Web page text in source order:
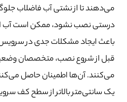
می‌دهند تا از نشتی آب فاضلاب
درستی نصب نشود، ممکن است آب
باعث ایجاد مشکلات جدی در
قبل از شروع نصب، متخصصان
می‌کنند. آن‌ها اطمینان حاصل
یک سانتی‌متر بالاتر از سطح کف